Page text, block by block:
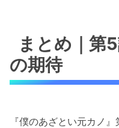
まとめ｜第
の期待
『僕のあざとい元カノ